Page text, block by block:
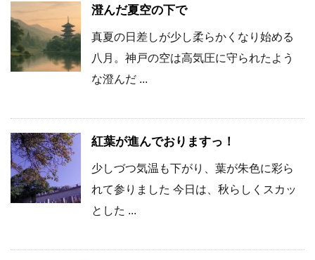
澄んだ夏空の下で
真夏の日差しが少し柔らかくなり始める
八月。神戸の空は高気圧に守られたよう
な澄んだ ...
紅葉が進んでおりますっ！
少しづつ気温も下がり、葉が朱色に彩ら
れて参りました 今日は、秋らしくスカッ
とした ...